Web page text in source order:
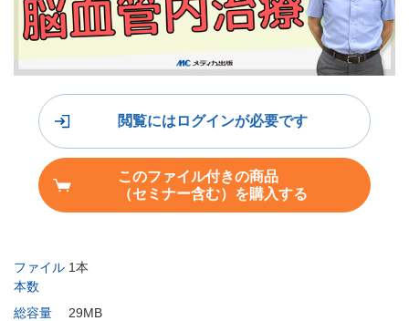
ファイル
本数
1本
総容量
29MB
閲覧にはログインが必要です
このファイル付きの商品
（セミナー含む）を購入する